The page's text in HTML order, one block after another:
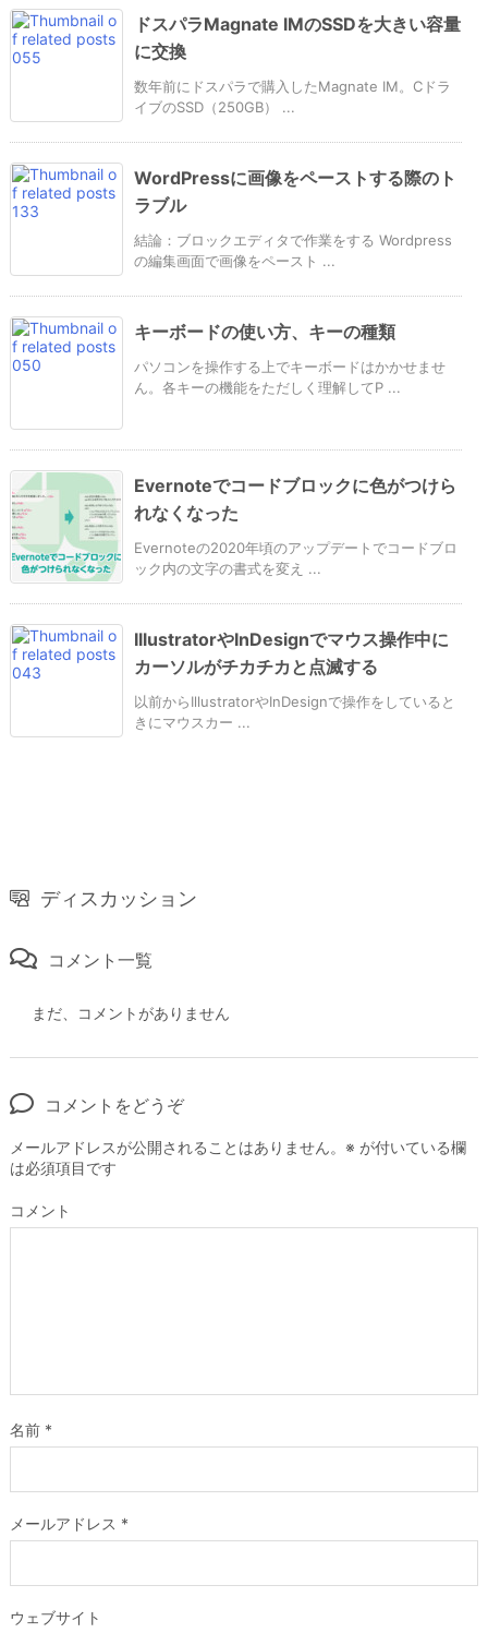
ドスパラMagnate IMのSSDを大きい容量
に交換
数年前にドスパラで購入したMagnate IM。Cドラ
イブのSSD（250GB） ...
WordPressに画像をペーストする際のト
ラブル
結論：ブロックエディタで作業をする Wordpress
の編集画面で画像をペースト ...
キーボードの使い方、キーの種類
パソコンを操作する上でキーボードはかかせませ
ん。各キーの機能をただしく理解してP ...
Evernoteでコードブロックに色がつけら
れなくなった
Evernoteの2020年頃のアップデートでコードブロ
ック内の文字の書式を変え ...
IllustratorやInDesignでマウス操作中に
カーソルがチカチカと点滅する
以前からIllustratorやInDesignで操作をしていると
きにマウスカー ...
ディスカッション
コメント一覧
まだ、コメントがありません
コメントをどうぞ
メールアドレスが公開されることはありません。 ※ が付いている欄
は必須項目です
コメント
名前 *
メールアドレス *
ウェブサイト